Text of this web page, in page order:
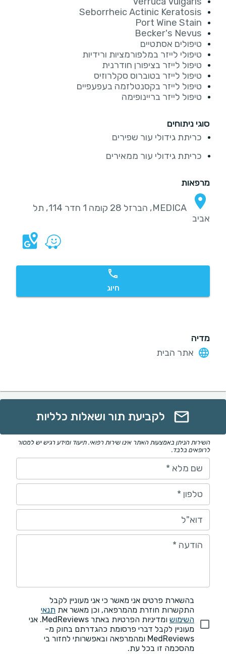
Seborrheic Actinic Keratosis
Port Wine Stain
Becker's Nevus
טיפולים אסתטיים
טיפולי לייזר במלפורמציות ורידיות
טיפול לייזר בציפורן חודרנית
טיפול לייזר בטוברוס סקלרוזיס
טיפול לייזר בקסנטלזמה בעפעפיים
טיפול לייזר בריינופימה
סוגי ניתוחים
כריתת גידולי עור שפירים
כריתת גידולי עור ממאירים
מרפאות
MEDICA, הברזל 28 קומה 1 חדר 114, תל
אביב
חיוג
מדיה
אתר הבית
לקביעת תור ושאלות כלליות
השירות הניתן באמצעות האתר אינו שירות רפואי. תיעוד ומידע רגיש יש למסור
לרופאים בלבד.
שם מלא *
טלפון *
דוא"ל
הודעה *
בהשארת פרטים אני מאשר כי אני מעוניין לקבל
התקשרות חוזרת מהמרפאה, וכן מאשר את תנאי
השימוש
ומדיניות הפרטיות באתר MedReviews. אני
מעוניין לקבל דברי פרסומת כהגדרתם בחוק מ-
MedReviews ומהמרפאה ובאפשרותי לחזור בי
מהסכמה זו בכל עת.